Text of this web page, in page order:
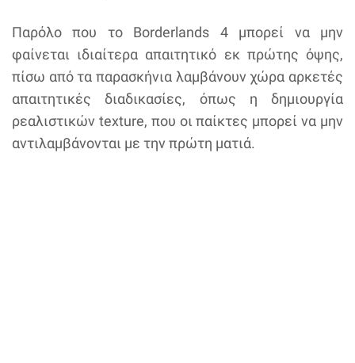
Παρόλο που το Borderlands 4 μπορεί να μην
φαίνεται ιδιαίτερα απαιτητικό εκ πρώτης όψης,
πίσω από τα παρασκήνια λαμβάνουν χώρα αρκετές
απαιτητικές διαδικασίες, όπως η δημιουργία
ρεαλιστικών texture, που οι παίκτες μπορεί να μην
αντιλαμβάνονται με την πρώτη ματιά.